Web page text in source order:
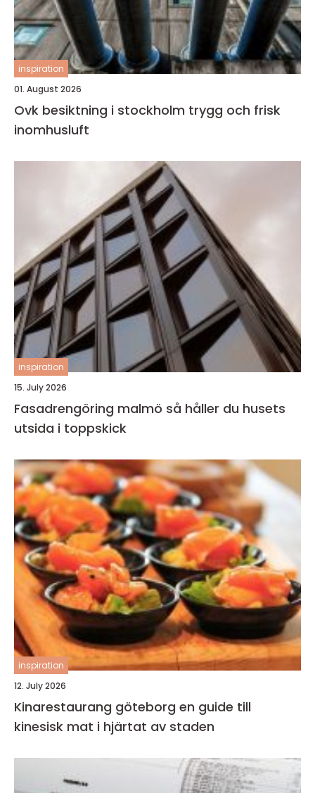
inspiration
01. August 2026
Ovk besiktning i stockholm trygg och frisk
inomhusluft
inspiration
15. July 2026
Fasadrengöring malmö så håller du husets
utsida i toppskick
inspiration
12. July 2026
Kinarestaurang göteborg en guide till
kinesisk mat i hjärtat av staden